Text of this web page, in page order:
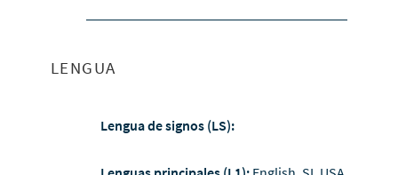
LENGUA
Lengua de signos (LS):